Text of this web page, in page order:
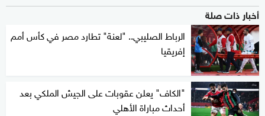
أخبار ذات صلة
الرباط الصليبي.. "لعنة" تطارد مصر في كأس أمم
إفريقيا
"الكاف" يعلن عقوبات على الجيش الملكي بعد
أحداث مباراة الأهلي